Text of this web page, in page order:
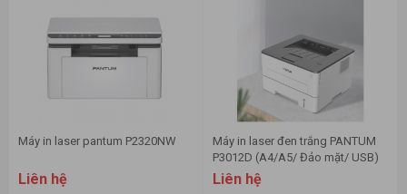
Máy in laser pantum P2320NW
Liên hệ
Máy in laser đen trắng PANTUM
P3012D (A4/A5/ Đảo mặt/ USB)
Liên hệ